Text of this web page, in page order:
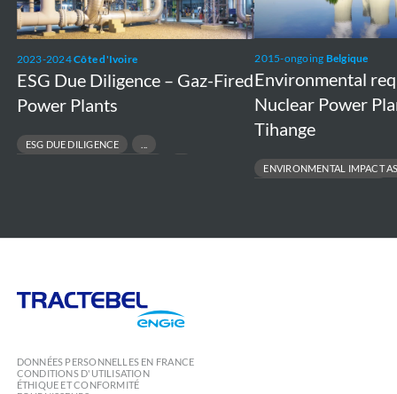
2023-2024Côte d'Ivoire
ESG Due Diligence – Gaz-Fired
Power Plants
ESG DUE DILIGENCE
Fired
Power
Plants
2015-ongoing Belgique
Environmental
Nuclear Power
Tihange
ENVIRONMENTAL IMPACT
Doel
and
Tihange
Engie
DONNÉES PERSONNELLES EN FRANCE
CONDITIONS D'UTILISATION
ÉTHIQUE ET CONFORMITÉ